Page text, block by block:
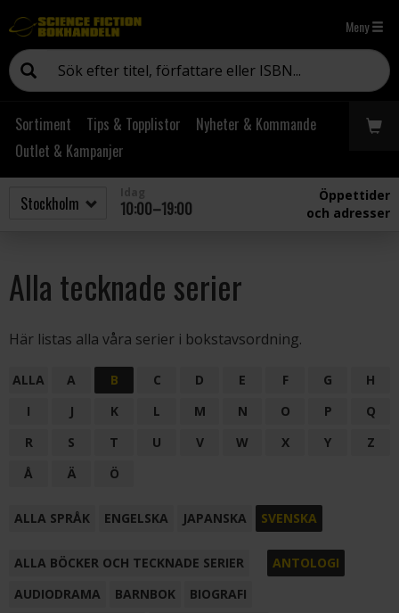
Meny
Sortiment Tips & Topplistor
Nyheter & Kommande
Outlet & Kampanjer
10:00–19:00
Öppettider
och adresser
Alla tecknade serier
Här listas alla våra serier i bokstavsordning.
ALLA A B C D E F G
H
I
J K L M N O P
Q
R
S T U V W X Y
Z
Å
Ä Ö
ALLA SPRÅK ENGELSKA JAPANSKA SVENSKA
ALLA BÖCKER OCH TECKNADE SERIER
ANTOLOGI
AUDIODRAMA
BARNBOK
BIOGRAFI